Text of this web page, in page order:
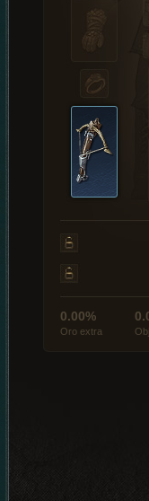
0.00%
Oro extra